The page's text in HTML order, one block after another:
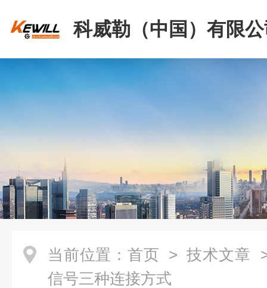
科威勒（中国）有限
当前位置： 首页 > 技术文章
信号三种连接方式